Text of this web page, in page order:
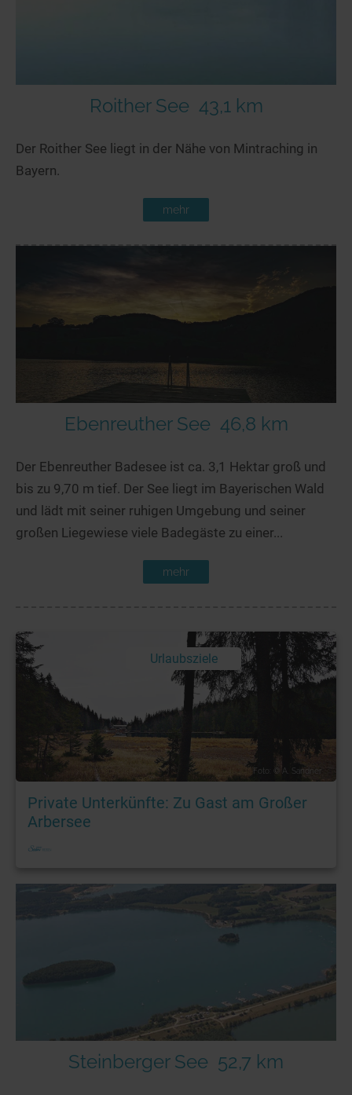
Roither See 43,1 km
Der Roither See liegt in der Nähe von Mintraching in
Bayern.
mehr
Ebenreuther See 46,8 km
Der Ebenreuther Badesee ist ca. 3,1 Hektar groß und
bis zu 9,70 m tief. Der See liegt im Bayerischen Wald
und lädt mit seiner ruhigen Umgebung und seiner
großen Liegewiese viele Badegäste zu einer...
mehr
Urlaubsziele
Foto: © A. Sandner
Private Unterkünfte: Zu Gast am Großer
Arbersee
Steinberger See 52,7 km